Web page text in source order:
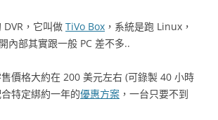
，它叫做 TiVo Box ，系統是跑 Linux，
內部其實跟一般 PC 差不多..
價格大約在 200 美元左右 (可錄製 40 小時
特定綁約一年的優惠方案 ，一台只要不到